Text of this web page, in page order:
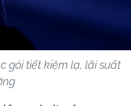
gói tiết kiệm lạ, lãi suất